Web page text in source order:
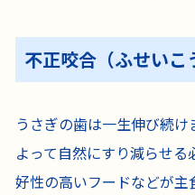
不正咬合（ふせいこ
うさぎの歯は一生伸び続
よって自然にすり減らせ
好性の高いフードなどが